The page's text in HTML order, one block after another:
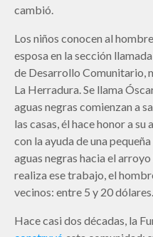
cambió.
Los niños conocen al
esposa en la sección
de Desarrollo Comunitario,
La Herradura. Se llama
aguas negras comienzan a
las casas, él hace honor a
con la ayuda de una
aguas negras hacia el
realiza ese trabajo, el
vecinos: entre 5 y 20 dólares.
Hace casi dos décadas, la